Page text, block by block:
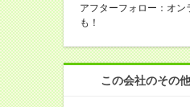
アフターフォロー：オン
も！
この会社のその